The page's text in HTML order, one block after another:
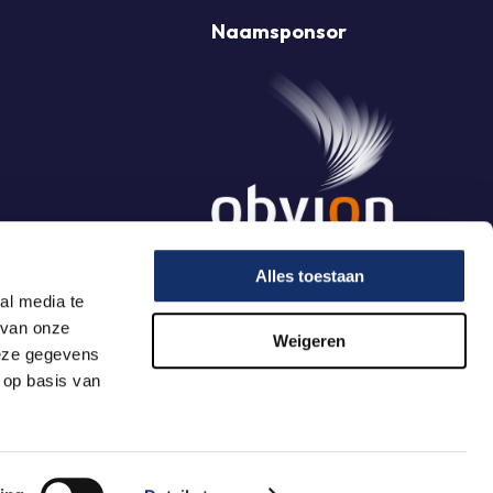
media te
onze
gegevens
basis van
Alles toestaan
Weigeren
Naamsponsor